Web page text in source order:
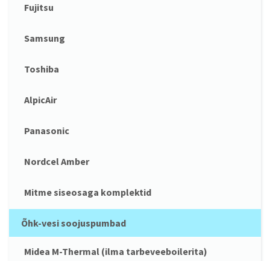
Fujitsu
Samsung
Toshiba
AlpicAir
Panasonic
Nordcel Amber
Mitme siseosaga komplektid
Õhk-vesi soojuspumbad
Midea M-Thermal (ilma tarbeveeboilerita)